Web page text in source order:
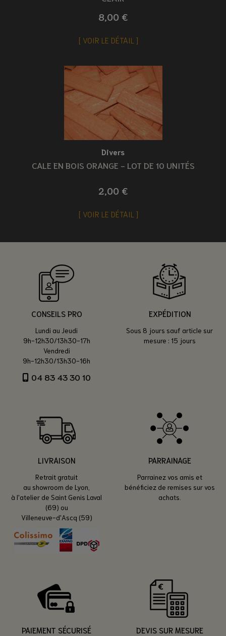
8,00 €
VOIR LE DÉTAIL
Divers
CALE EN BOIS ORANGE - LOT DE 10 UNITÉS
2,00 €
VOIR LE DÉTAIL
CONSEILS PRO
Lundi au Jeudi
9h-12h30/13h30-17h
Vendredi
9h-12h30/13h30-16h
04 83 43 30 10
EXPÉDITION
Sous 8 jours sauf article sur
mesure : 15 jours
LIVRAISON
Retrait gratuit
au showroom de Lyon,
à l'atelier de Saint Genis Laval
(69) ou
Villeneuve-d'Ascq (59)
PARRAINAGE
Parrainez vos amis et
bénéficiez de remises sur vos
achats.
PAIEMENT SÉCURISÉ DEVIS SUR MESURE